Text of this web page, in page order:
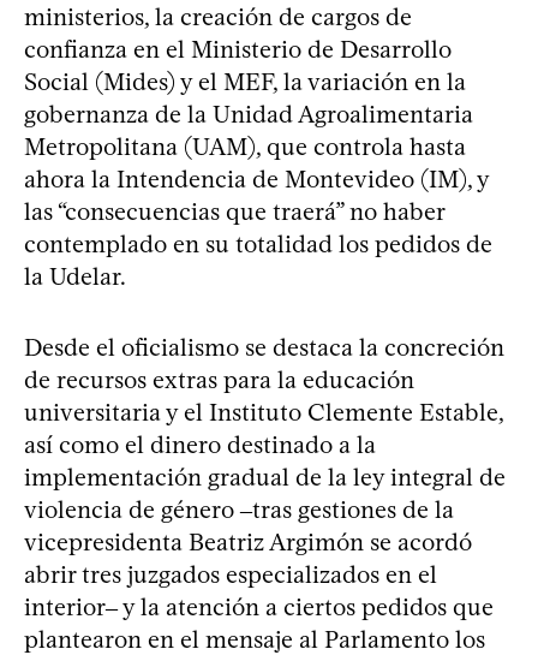
ministerios, la creación de cargos de
confianza en el Ministerio de Desarrollo
Social (Mides) y el MEF, la variación en la
gobernanza de la Unidad Agroalimentaria
Metropolitana (UAM), que controla hasta
ahora la Intendencia de Montevideo (IM), y
las “consecuencias que traerá” no haber
contemplado en su totalidad los pedidos de
la Udelar.
Desde el oficialismo se destaca la concreción
de recursos extras para la educación
universitaria y el Instituto Clemente Estable,
así como el dinero destinado a la
implementación gradual de la ley integral de
violencia de género ‒tras gestiones de la
vicepresidenta Beatriz Argimón se acordó
abrir tres juzgados especializados en el
interior‒ y la atención a ciertos pedidos que
plantearon en el mensaje al Parlamento los